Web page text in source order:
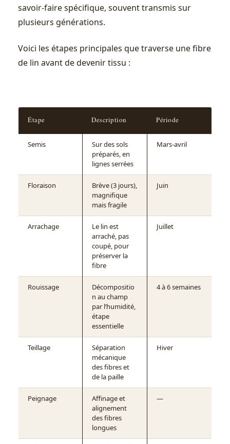
savoir-faire spécifique, souvent transmis sur
plusieurs générations.
Voici les étapes principales que traverse une fibre
de lin avant de devenir tissu :
Étape Description Période
Semis
Sur des sols
préparés, en
lignes serrées
Mars-avril
Floraison
Brève (3 jours),
magnifique
mais fragile
Juin
Arrachage
Le lin est
arraché, pas
coupé, pour
préserver la
fibre
Juillet
Rouissage
Décompositio
n au champ
par l’humidité,
étape
essentielle
4 à 6 semaines
Teillage
Séparation
mécanique
des fibres et
de la paille
Hiver
Peignage
Affinage et
alignement
des fibres
longues
—